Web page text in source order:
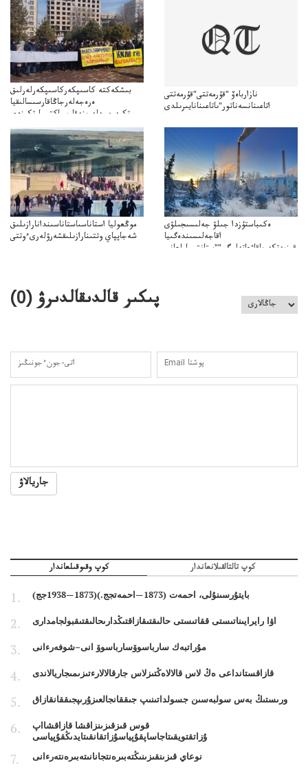
بىشكەكتە كاسىپكەركاسىپكەرلەرلىق
ەرەجەلەرجاڭاقارسىسالىقيا
وتكىەرەجەلەرىنەقارسىاكتسياوتكىزدى
نازارباەۆ "قۇرمەتتى"قۇرمەتتى
اتاعىنانسەناتور"ىاتاعىنانايىرىلدى
موڭعوليا استاناسىاستاناسىندانارازىلىق
شەجاپپاي وتتىنارازىلىقشەرۋلەرىءوتتى
ەكىباستۇزدا جىلۋ جەلىسىجىلۋى
اقاجەلىسىندەگىيا
قىزمەتكەرىاقاۋعاتەلىگى""ستانتسياولعانى
پىكىر قالدىقالدىرۋ (0
)
جاريالاۋ
كوپ وقىوقىلعاندار كوپ تالتالقىلانعاندار
بايتۇرسىنۇلى، احمەت (1873—احمەتجج.)(1873—1938جج)
اۋا رايرايىناتىستى ققاتىستى حالىقتىقازاقتىڭدارىحالىقتىقبولجامدارى
مۇراتبەك سارباسوۆسارباسوۆ انى–شوفەرءانى
قازاقستانداعى ەڭ لاس قالالاەڭتىزلاس جارقالالارءتىزىمىجاريالاندى
ورىستىڭ بەس سولبەسىن جسولداتىنىپ جىققانجالعىزۇرىپجىققانقازاق
قوس قىزقىزىنزاقشا قازاقشااپ
ۇزاتقتويقىتاجاساپقۇپياسۇزاتقانقىتايدىڭقۇپياسى
نوعاي قىزىنقىزىنىڭتەبىرەنتجانانىتەبىرەنتەرءانى